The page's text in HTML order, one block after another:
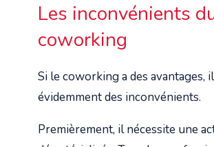
Les inconvénients
coworking
Si le coworking a des avantages,
évidemment des inconvénients.
Premièrement, il nécessite une